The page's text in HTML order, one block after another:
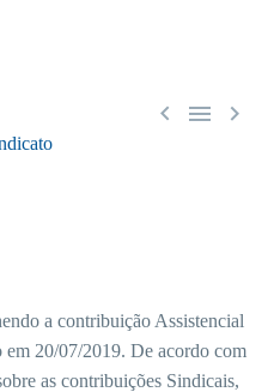
  
a contribuição Assistencial
20/07/2019. De acordo com
as contribuições Sindicais,